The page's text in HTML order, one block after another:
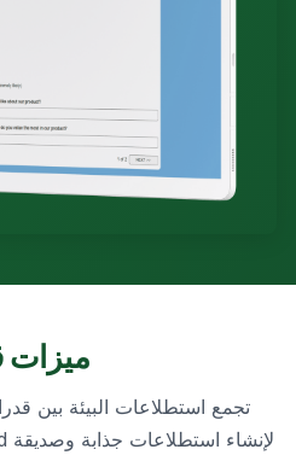
ميزات
تجمع استطلاعات البيئة بين